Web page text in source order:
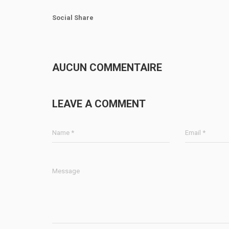
Social Share
AUCUN COMMENTAIRE
LEAVE A COMMENT
Name * Email *
Message